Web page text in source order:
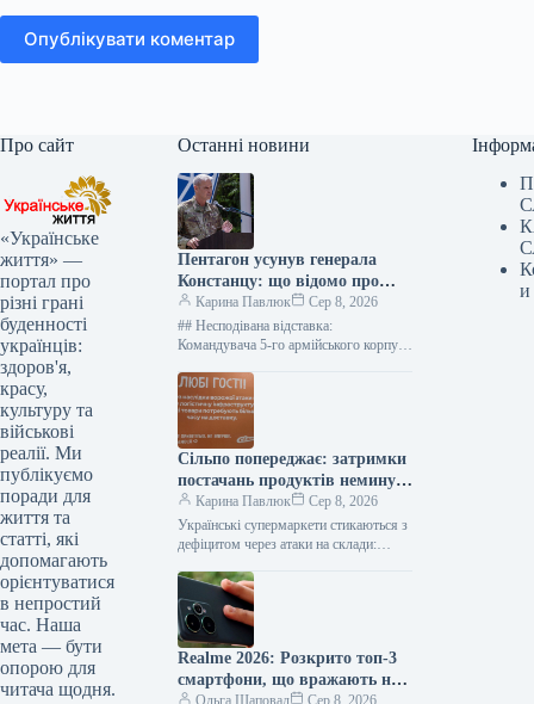
Опублікувати коментар
Про сайт
«Українське
життя» —
портал про
різні грані
буденності
українців:
здоров'я,
красу,
культуру та
військові
реалії. Ми
публікуємо
поради для
життя та
статті, які
допомагають
орієнтуватися
в непростий
час. Наша
мета — бути
опорою для
читача щодня.
Останні новини
Пентагон усунув генерала
Констанцу: що відомо про
рішення щодо військової
допомоги Україні
Карина Павлюк
Сер 8, 2026
## Несподівана відставка:
Командувача 5-го армійського корпусу
виконання обов’язків ### Термінове
звільнення високопосадовця
Міністерство оборони…
Сільпо попереджає: затримки
постачань продуктів неминучі
– що це означає для покупців
Карина Павлюк
Сер 8, 2026
Українські супермаркети стикаються з
дефіцитом через атаки на склади:
покупців Мешканці столиці вже
помічають певні…
Realme 2026: Розкрито топ-3
смартфони, що вражають на
и